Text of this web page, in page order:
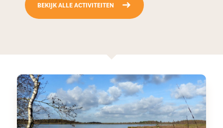
BEKIJK ALLE ACTIVITEITEN